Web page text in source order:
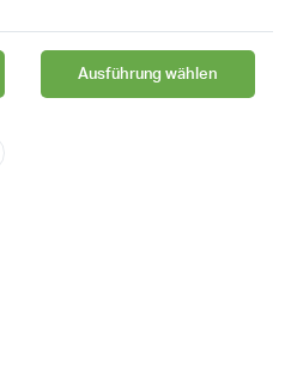
Ausführung wählen